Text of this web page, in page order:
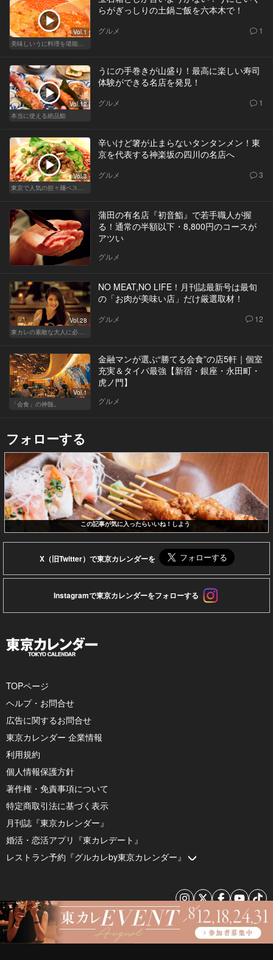
Vol.1
美味しいうに料理を堪能できる東京の名店
らがぎっしりの土鍋ご飯を六本木で！
グルメ 1
Vol.12
本当に使える絶品鮨
うにの手巻きが山盛り！最高に楽しい寿司
体験ができる名店を発見！
グルメ 1
Vol.3
東京で人気の担々麺ベストセレクション！
辛いけど箸が止まらないタンタンメン！東
京を代表する神楽坂の四川の名店へ
グルメ 3
蒲田の有名店『初音鮨』で若手職人が握
る！通常の半額以下・8,800円のコースが
アツい
グルメ
Vol.28
東カレの素敵な大人に必要なこと
NO MEAT,NO LIFE！月刊誌最新号は最旬
の「お肉が美味い店」だけ厳選取材！
グルメ 12
Vol.1
「会食」の神髄。
金融マンが選ぶ“勝てる会食”の店5軒｜個室
充実＆タイパ最強【新宿・銀座・永田町・
虎ノ門】
グルメ
フォローする
この記事が気に入ったらいいね！しよう
X（旧Twitter）で東京カレンダーを
Instagramで東京カレンダーをフォローする
TOPページ
ヘルプ・お問合せ
広告に関するお問合せ
東京カレンダー 企業情報
利用規約
個人情報保護方針
著作権・免責事項について
特定商取引法に基づく表示
月刊誌『東京カレンダー』
婚活・恋活アプリ『東カレデート』
レストラン予約『グルカレby東京カレンダー』
© 2026 by Tokyo Calendar, Inc.